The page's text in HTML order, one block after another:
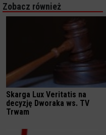
Zobacz również
Skarga Lux Veritatis na
decyzję Dworaka ws. TV
Trwam